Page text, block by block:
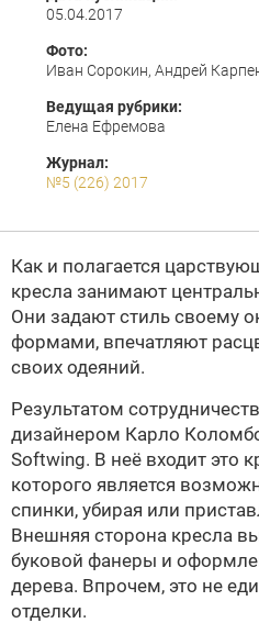
05.04.2017
Фото:
Иван Сорокин, Андрей
Ведущая рубрики:
Елена Ефремова
Журнал:
№5 (226) 2017
Как и полагается
кресла занимают
Они задают стиль своему
формами, впечатляют
своих одеяний.
Результатом
дизайнером Карло
Softwing. В неё входит это
которого является
спинки, убирая или
Внешняя сторона кресла
буковой фанеры и
дерева. Впрочем, это не
отделки.